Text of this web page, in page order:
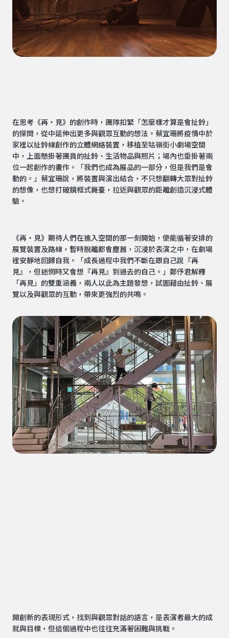
在思考《再・見》的創作時，團隊扣緊「怎麼樣才算是會扯鈴」
的探問，從中延伸出更多與觀眾互動的想法。蔡宜珊將疫情中於
家裡以扯鈴線創作的立體網絡裝置，移植至牯嶺街小劇場空間
中，上面懸掛著團員的扯鈴、生活物品與照片；場內也垂掛著兩
位一起創作的畫作。「我們也成為展品的一部分，但是我們是會
動的。」蔡宜珊說，將裝置與演出結合，不只想翻轉大眾對扯鈴
的想像，也想打破鏡框式舞臺，拉近與觀眾的距離創造沉浸式體
驗。
《再・見》期待人們在進入空間的那一刻開始，便能循著安排的
展覽裝置及路線，暫時脫離都會塵囂，沉浸於表演之中，在劇場
裡安靜地回歸自我。「成長過程中我們不斷在跟自己說『再
見』，但迷惘時又會想『再見』到過去的自己。」鄭伃君解釋
「再見」的雙重涵義，兩人以此為主題發想，試圖藉由扯鈴、展
覽以及與觀眾的互動，帶來更強烈的共鳴。
開創新的表現形式，找到與觀眾對話的語言，是表演者最大的成
就與目標，但這個過程中也往往充滿著困難與挑戰。